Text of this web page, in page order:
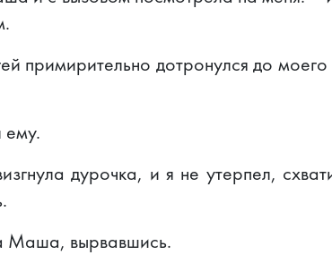
примирительно дотронулся до моего
ему.
дурочка, и я не утерпел,
Маша, вырвавшись.